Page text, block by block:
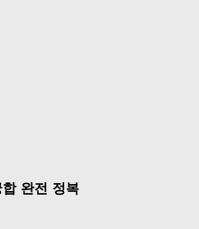
완전 정복